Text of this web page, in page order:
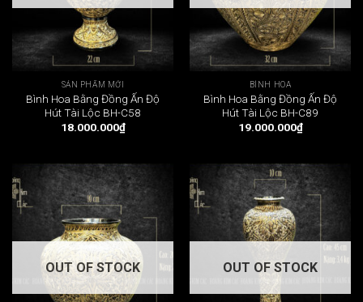
SẢN PHẨM MỚI
Bình Hoa Bằng Đồng Ấn Độ
Hút Tài Lộc BH-C58
18.000.000₫
BÌNH HOA
Bình Hoa Bằng Đồng Ấn Độ
Hút Tài Lộc BH-C89
19.000.000₫
OUT OF STOCK OUT OF STOCK